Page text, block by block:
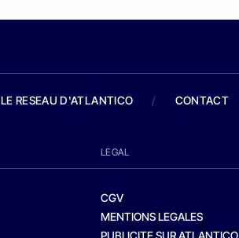
LE RESEAU D'ATLANTICO / CONTACT
LEGAL
CGV
MENTIONS LEGALES
PUBLICITE SUR ATLANTICO